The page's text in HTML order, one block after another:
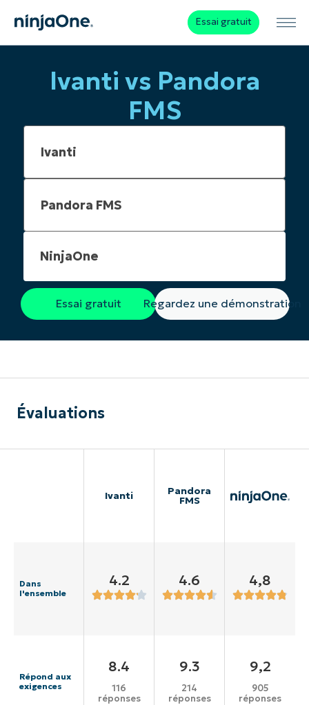
Essai gratuit
Ivanti vs Pandora
FMS
NinjaOne
Essai gratuit Regardez une démonstration
Évaluations
Ivanti Pandora
FMS
Dans
l'ensemble
4.2 4.6 4,8
Répond aux
exigences
8.4
116
réponses
9.3
214
réponses
9,2
905
réponses